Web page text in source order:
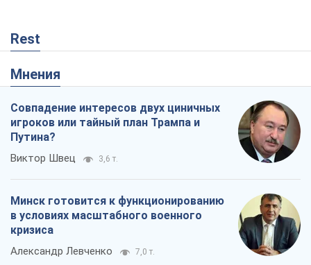
Rest
Мнения
Совпадение интересов двух циничных
игроков или тайный план Трампа и
Путина?
Виктор Швец 3,6 т.
Минск готовится к функционированию
в условиях масштабного военного
кризиса
Александр Левченко 7,0 т.